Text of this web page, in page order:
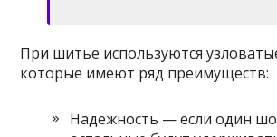
При шитье используются
которые имеют ряд преимуществ:
Надежность — если один